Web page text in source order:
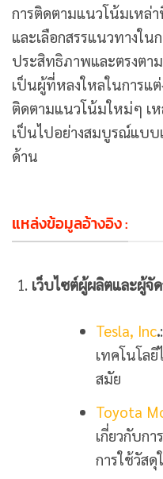
การติดตามแนวโน้มเหล่
และเลือกสรรแนวทางใน
ประสิทธิภาพและตรงตา
เป็นผู้ที่หลงใหลในการแ
ติดตามแนวโน้มใหม่ๆ เ
เป็นไปอย่างสมบูรณ์แบ
ด้าน
แหล่งข้อมูลอ้างอิง :
เว็บไซต์ผู้ผลิตและผู้
Tesla, Inc.
เทคโนโล
สมัย
Toyota
เกี่ยวกับก
การใช้วัส